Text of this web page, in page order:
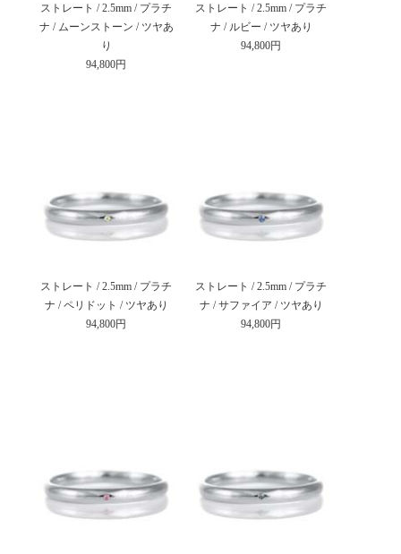
ストレート / 2.5mm / プラチ
ナ / ムーンストーン / ツヤあ
り
94,800円
ストレート / 2.5mm / プラチ
ナ / ルビー / ツヤあり
94,800円
ストレート / 2.5mm / プラチ
ナ / ペリドット / ツヤあり
94,800円
ストレート / 2.5mm / プラチ
ナ / サファイア / ツヤあり
94,800円